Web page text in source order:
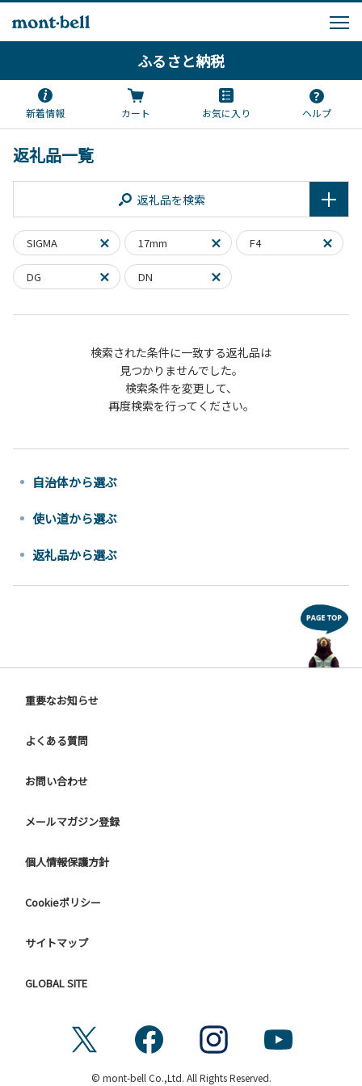
ふるさと納税
新着情報 カート お気に入り ヘルプ
返礼品一覧
返礼品を検索
SIGMA 17mm F4
DG DN
検索された条件に一致する返礼品は
見つかりませんでした。
検索条件を変更して、
再度検索を行ってください。
自治体から選ぶ
使い道から選ぶ
返礼品から選ぶ
重要なお知らせ
よくある質問
お問い合わせ
メールマガジン登録
個人情報保護方針
Cookieポリシー
サイトマップ
GLOBAL SITE
© mont-bell Co.,Ltd. All Rights Reserved.